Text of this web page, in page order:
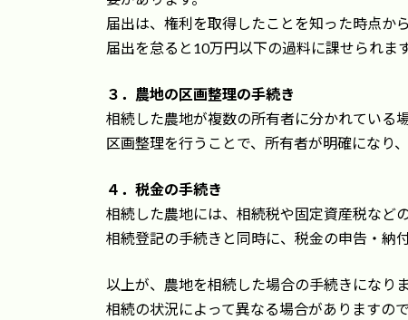
届出は、権利を取得したことを知った時点か
届出を怠ると10万円以下の過料に課せられます
３．農地の区画整理の手続き
相続した農地が複数の所有者に分かれている
区画整理を行うことで、所有者が明確になり
４．税金の手続き
相続した農地には、相続税や固定資産税など
相続登記の手続きと同時に、税金の申告・納
以上が、農地を相続した場合の手続きになりま
相続の状況によって異なる場合がありますの